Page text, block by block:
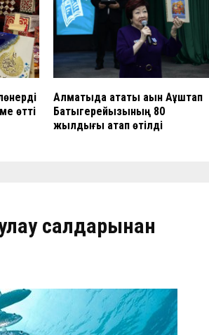
өтті
Алматыда атақты ақын Ақұштап
Бақтыгерейқызының 80
жылдығы атап өтілді
салдарынан